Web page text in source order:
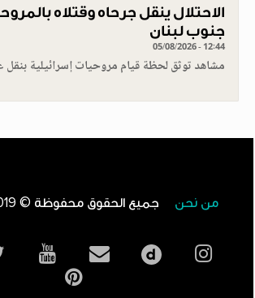
الاحتلال ينقل جرحاه وقتلاه
جنوب لبنان
05/08/2026 - 12:44
مشاهد توثق لحظة قيام مروحيات إسرائيلية
من نحن جميع الحقوق محفوظة © 2019